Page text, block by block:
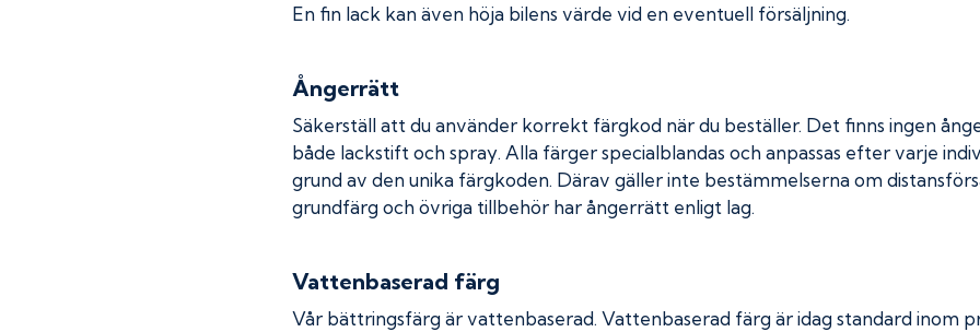
En fin lack kan även höja bilens värde vid en eventuell försäljning.
Ångerrätt
Säkerställ att du använder korrekt färgkod när du beställer. Det finns ingen
både lackstift och spray. Alla färger specialblandas och anpassas efter varje
grund av den unika färgkoden. Därav gäller inte bestämmelserna om
grundfärg och övriga tillbehör har ångerrätt enligt lag.
Vattenbaserad färg
Vår bättringsfärg är vattenbaserad. Vattenbaserad färg är idag standard inom